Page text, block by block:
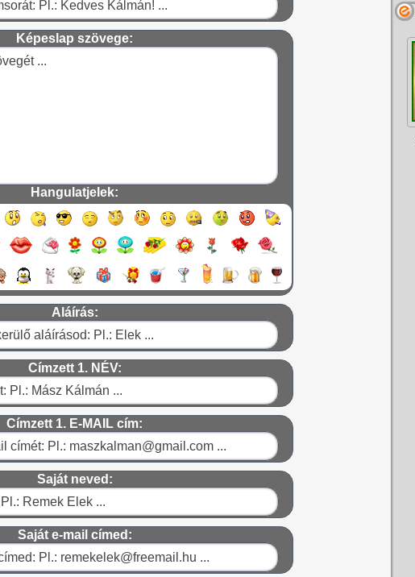
Képeslap szövege:
Hangulatjelek:
Aláírás:
Címzett 1. NÉV:
Címzett 1. E-MAIL cím:
Saját neved:
Saját e-mail címed: